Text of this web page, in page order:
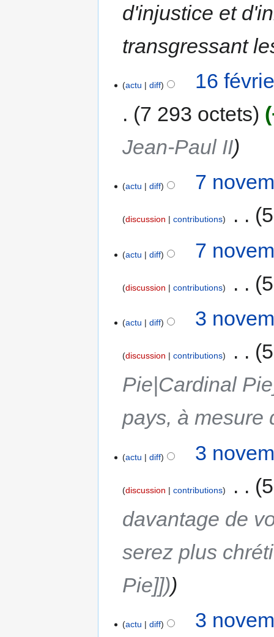
d'injustice et
transgressant
actu diff
16
7 293 octets
Jean-Paul II
actu diff 7
discussion contributions
actu diff 7
discussion contributions
actu diff 3
discussion contributions
Pie|Cardinal
pays, à mesure
actu diff 3
discussion contributions
davantage de
serez plus
Pie]])
actu diff 3